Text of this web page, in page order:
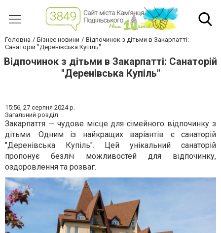
Головна Бізнес новини
Відпочинок з дітьми в Закарпатті:
Санаторій "Деренівська Купіль"
Відпочинок з дітьми в Закарпатті: Санаторій
"Деренівська Купіль"
15:56, 27 серпня 2024 р.
Загальний розділ
Закарпаття — чудове місце для сімейного відпочинку з
дітьми. Одним із найкращих варіантів є санаторій
"Деренівська Купіль". Цей унікальний санаторій
пропонує безліч можливостей для відпочинку,
оздоровлення та розваг.